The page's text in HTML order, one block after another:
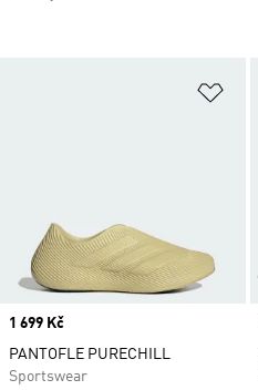
Price
1 699 Kč
PANTOFLE PURECHILL
Sportswear